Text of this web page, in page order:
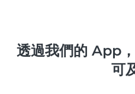
透過我們的 App
可